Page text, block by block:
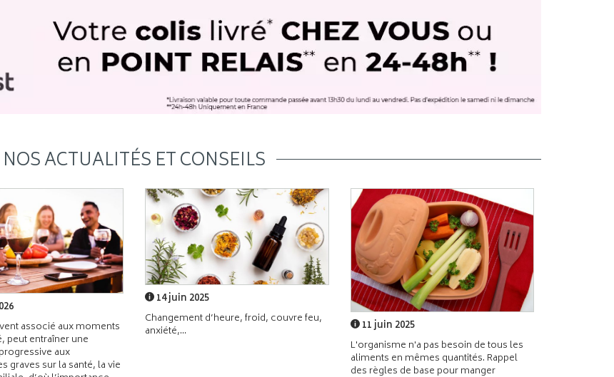
NOS ACTUALITÉS ET CONSEILS
associé aux moments
peut entraîner une
aux
graves sur la santé, la vie
14 juin 2025
Changement d’heure, froid, couvre feu,
anxiété,...
11 juin 2025
L'organisme n'a pas besoin de tous les
aliments en mêmes quantités. Rappel
des règles de base pour manger